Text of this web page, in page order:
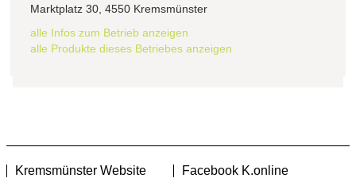
Marktplatz 30, 4550 Kremsmünster
alle Infos zum Betrieb anzeigen
alle Produkte dieses Betriebes anzeigen
Kremsmünster Website Facebook K.online